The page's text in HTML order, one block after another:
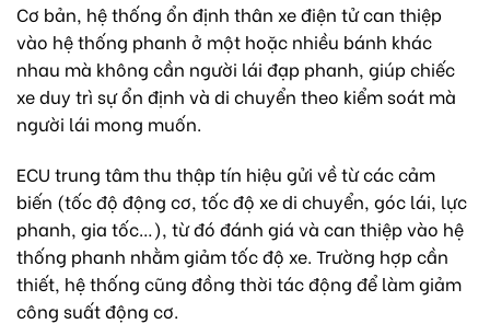
Cơ bản, hệ thống ổn định thân xe điện tử can thiệp
vào hệ thống phanh ở một hoặc nhiều bánh khác
nhau mà không cần người lái đạp phanh, giúp chiếc
xe duy trì sự ổn định và di chuyển theo kiểm soát mà
người lái mong muốn.
ECU trung tâm thu thập tín hiệu gửi về từ các cảm
biến (tốc độ động cơ, tốc độ xe di chuyển, góc lái, lực
phanh, gia tốc…), từ đó đánh giá và can thiệp vào hệ
thống phanh nhằm giảm tốc độ xe. Trường hợp cần
thiết, hệ thống cũng đồng thời tác động để làm giảm
công suất động cơ.